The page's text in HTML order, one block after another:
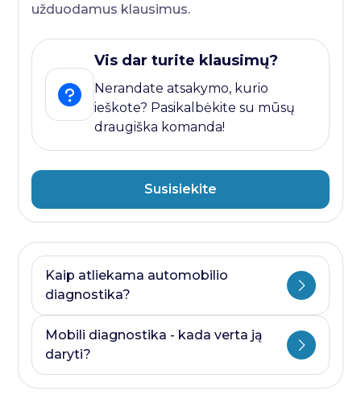
užduodamus klausimus.
Vis dar turite klausimų?
Nerandate atsakymo, kurio
ieškote? Pasikalbėkite su mūsų
draugiška komanda!
Susisiekite
Kaip atliekama automobilio
diagnostika?
Ji visada prasideda nuo kompiuterines
diagnostikos ir baigiasi papildomais
Mobili diagnostika - kada verta ją
daryti?